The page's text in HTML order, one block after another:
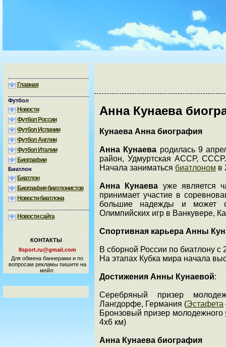
Главная
Футбол
Новости
Футбол России
Футбол Испании
Футбол Англии
Футбол Италии
Биографии
Биатлон
Биатлон
Биография биатлонистов
Новости биатлона
Новости сайта
КОНТАКТЫ
8sport.ru@gmail.com
Для обмена баннерами и по
вопросам рекламы пишите на
мейл.
Анна Кунаева
Кунаева Анна биография
Анна Кунаева родилась 9
район, Удмуртская АССР,
Начала заниматься биатлоном в
Анна Кунаева уже является
принимает участие в
большие надежды и может
Олимпийских игр в Ванкувере,
Спортивная карьера Анны
В сборной России по биатлону с
На этапах Кубка мира начала
Достижения Анны Кунаевой:
Серебряный призер
Лангдорфе, Германия (Эстафета
Бронзовый призер молодежного
4х6 км)
Анна Кунаева биография